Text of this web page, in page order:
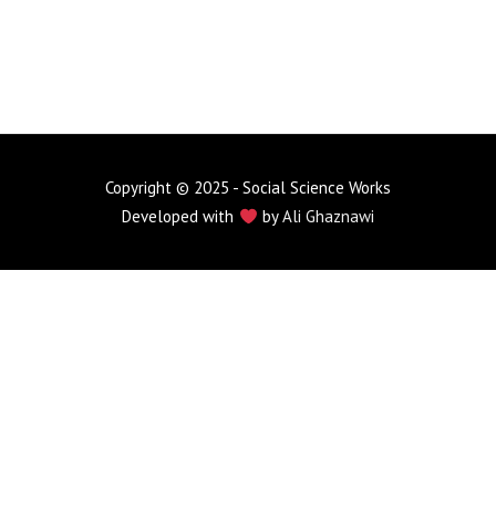
Copyright © 2025 - Social Science Works
Developed with
byAli Ghaznawi